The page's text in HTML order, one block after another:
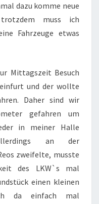
dazu komme neue
muss ich
Fahrzeuge etwas
Mittagszeit Besuch
und der wollte
Daher sind wir
gefahren um
in meiner Halle
an der
zweifelte, musste
des LKW`s mal
einen kleinen
da einfach mal